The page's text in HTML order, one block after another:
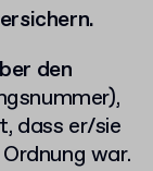
den
dass er/sie
war.